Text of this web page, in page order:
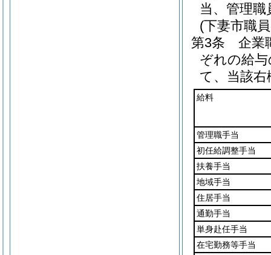
当、管理
(下妻市職
第3条
企業
ぞれの給
て、当該
給料
管理職手当
初任給調整手当
扶養手当
地域手当
住居手当
通勤手当
単身赴任手当
在宅勤務等手当